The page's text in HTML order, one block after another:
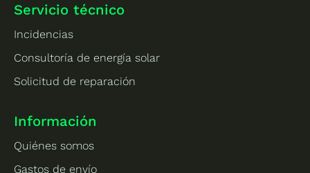
Servicio técnico
Incidencias
Consultoría de energía solar
Solicitud de reparación
Información
Quiénes somos
Gastos de envío